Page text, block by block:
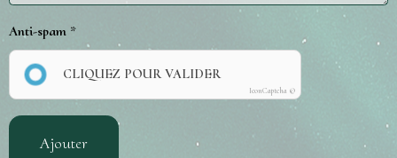
Anti-spam
CLIQUEZ POUR VALIDER
IconCaptcha ©
Ajouter